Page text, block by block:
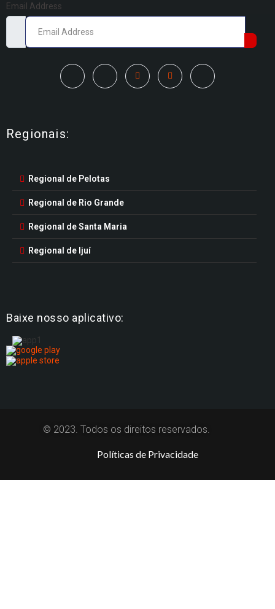
Email Address
Regionais:
Regional de Pelotas
Regional de Rio Grande
Regional de Santa Maria
Regional de Ijuí
Baixe nosso aplicativo:
© 2023. Todos os direitos reservados.
Políticas de Privacidade